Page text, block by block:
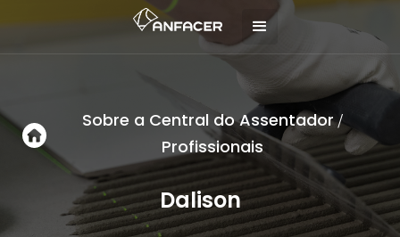
Sobre a Central do Assentador/
Profissionais
Dalison